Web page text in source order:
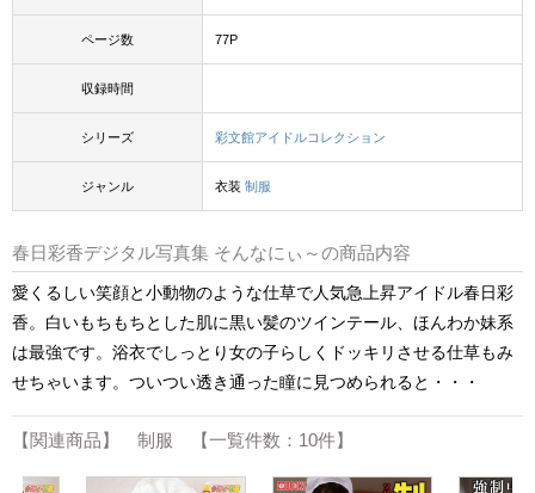
ページ数 77P
収録時間
シリーズ 彩文館アイドルコレクション
ジャンル 衣装 制服
春日彩香デジタル写真集 そんなにぃ～の商品内容
愛くるしい笑顔と小動物のような仕草で人気急上昇アイドル春日彩
香。白いもちもちとした肌に黒い髪のツインテール、ほんわか妹系
は最強です。浴衣でしっとり女の子らしくドッキリさせる仕草もみ
せちゃいます。ついつい透き通った瞳に見つめられると・・・
【関連商品】 制服 【一覧件数：10件】